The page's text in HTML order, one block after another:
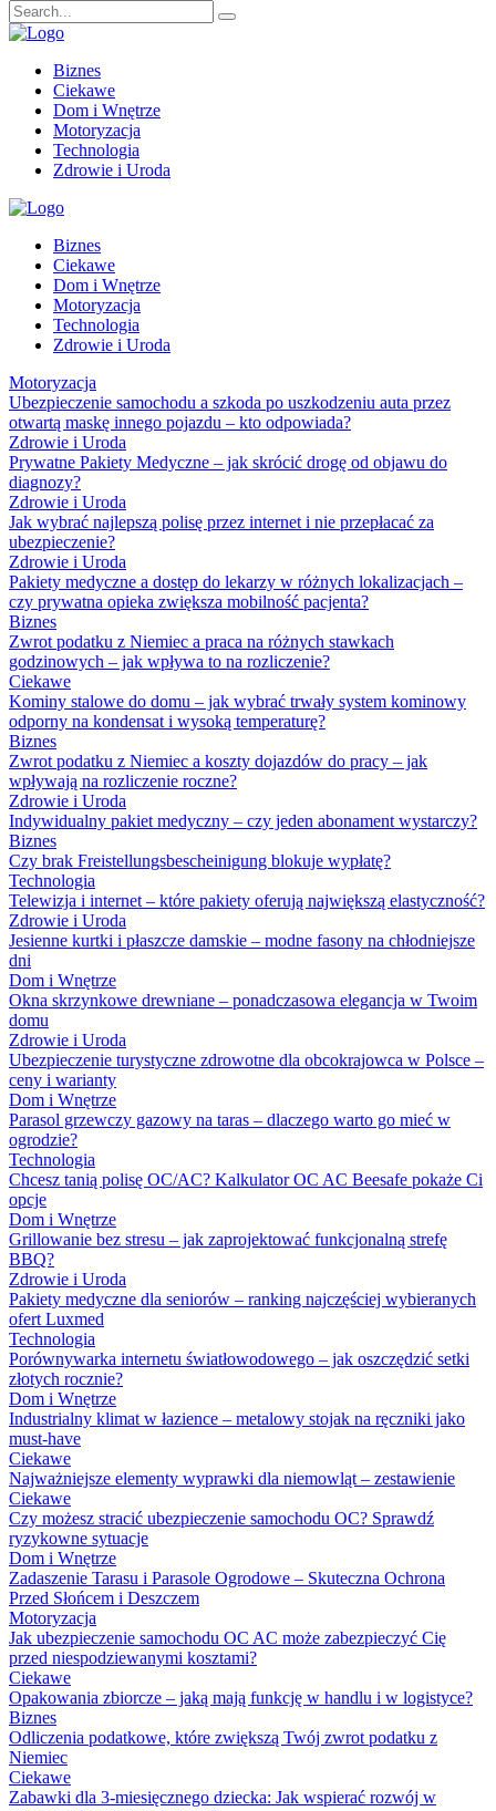
Biznes
Ciekawe
Dom i Wnętrze
Motoryzacja
Technologia
Zdrowie i Uroda
Biznes
Ciekawe
Dom i Wnętrze
Motoryzacja
Technologia
Zdrowie i Uroda
Motoryzacja
Ubezpieczenie samochodu a szkoda po uszkodzeniu auta przez
otwartą maskę innego pojazdu – kto odpowiada?
Zdrowie i Uroda
Prywatne Pakiety Medyczne – jak skrócić drogę od objawu do
diagnozy?
Zdrowie i Uroda
Jak wybrać najlepszą polisę przez internet i nie przepłacać za
ubezpieczenie?
Zdrowie i Uroda
Pakiety medyczne a dostęp do lekarzy w różnych lokalizacjach –
czy prywatna opieka zwiększa mobilność pacjenta?
Biznes
Zwrot podatku z Niemiec a praca na różnych stawkach
godzinowych – jak wpływa to na rozliczenie?
Ciekawe
Kominy stalowe do domu – jak wybrać trwały system kominowy
odporny na kondensat i wysoką temperaturę?
Biznes
Zwrot podatku z Niemiec a koszty dojazdów do pracy – jak
wpływają na rozliczenie roczne?
Zdrowie i Uroda
Indywidualny pakiet medyczny – czy jeden abonament wystarczy?
Biznes
Czy brak Freistellungsbescheinigung blokuje wypłatę?
Technologia
Telewizja i internet – które pakiety oferują największą elastyczność?
Zdrowie i Uroda
Jesienne kurtki i płaszcze damskie – modne fasony na chłodniejsze
dni
Dom i Wnętrze
Okna skrzynkowe drewniane – ponadczasowa elegancja w Twoim
domu
Zdrowie i Uroda
Ubezpieczenie turystyczne zdrowotne dla obcokrajowca w Polsce –
ceny i warianty
Dom i Wnętrze
Parasol grzewczy gazowy na taras – dlaczego warto go mieć w
ogrodzie?
Technologia
Chcesz tanią polisę OC/AC? Kalkulator OC AC Beesafe pokaże Ci
opcje
Dom i Wnętrze
Grillowanie bez stresu – jak zaprojektować funkcjonalną strefę
BBQ?
Zdrowie i Uroda
Pakiety medyczne dla seniorów – ranking najczęściej wybieranych
ofert Luxmed
Technologia
Porównywarka internetu światłowodowego – jak oszczędzić setki
złotych rocznie?
Dom i Wnętrze
Industrialny klimat w łazience – metalowy stojak na ręczniki jako
must-have
Ciekawe
Najważniejsze elementy wyprawki dla niemowląt – zestawienie
Ciekawe
Czy możesz stracić ubezpieczenie samochodu OC? Sprawdź
ryzykowne sytuacje
Dom i Wnętrze
Zadaszenie Tarasu i Parasole Ogrodowe – Skuteczna Ochrona
Przed Słońcem i Deszczem
Motoryzacja
Jak ubezpieczenie samochodu OC AC może zabezpieczyć Cię
przed niespodziewanymi kosztami?
Ciekawe
Opakowania zbiorcze – jaką mają funkcję w handlu i w logistyce?
Biznes
Odliczenia podatkowe, które zwiększą Twój zwrot podatku z
Niemiec
Ciekawe
Zabawki dla 3-miesięcznego dziecka: Jak wspierać rozwój w